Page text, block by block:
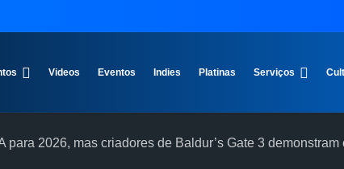
Videos Eventos Indies Platinas Serviços
2026, mas criadores de Baldur’s Gate 3 demonstram